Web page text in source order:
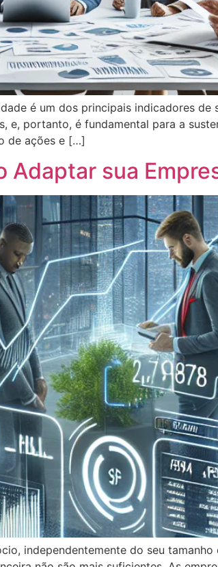
é um dos principais indicadores de
e, portanto, é fundamental para a
de ações e […]
sua
independentemente do seu